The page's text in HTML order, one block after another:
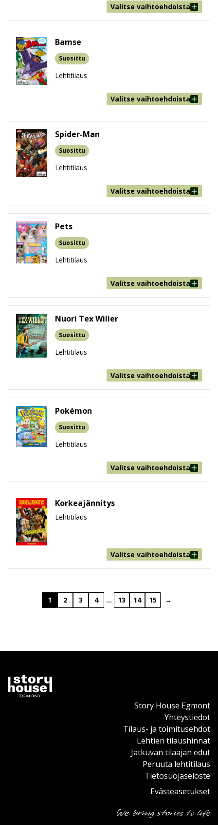
Valitse vaihtoehdoista
Bamse
Suosittu
Lehtitilaus
Valitse vaihtoehdoista
Spider-Man
Suosittu
Lehtitilaus
Valitse vaihtoehdoista
Pets
Suosittu
Lehtitilaus
Valitse vaihtoehdoista
Nuori Tex Willer
Suosittu
Lehtitilaus
Valitse vaihtoehdoista
Pokémon
Suosittu
Lehtitilaus
Valitse vaihtoehdoista
Korkeajännitys
Lehtitilaus
Valitse vaihtoehdoista
1 2 3 4 … 13 14 15 →
Story House Egmont
Yhteystiedot
Tilaus- ja toimitusehdot
Lehtien tilaushinnat
Jatkuvan tilaajan edut
Peruuta lehtitilaus
Tietosuojaseloste
Evästeasetukset